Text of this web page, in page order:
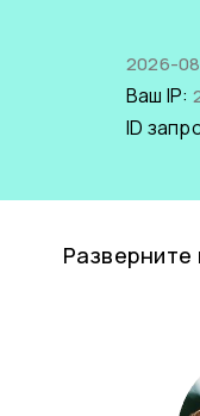
2026-
Ваш IP:
ID
Разверните